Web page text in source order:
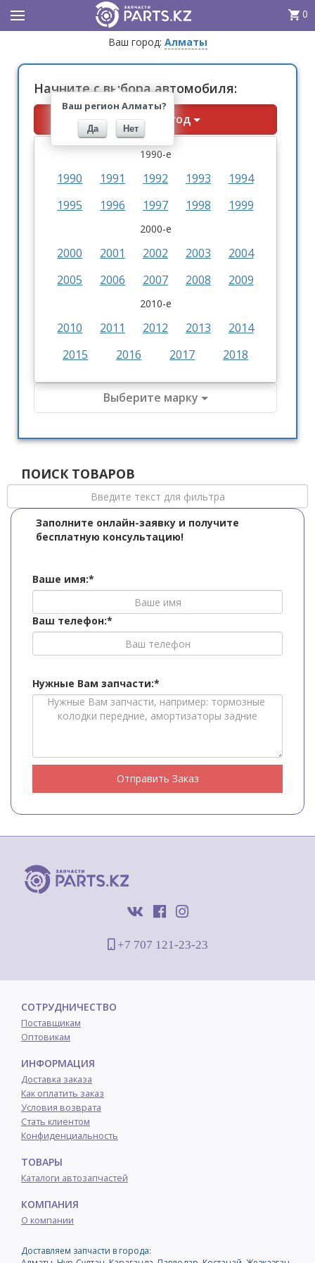
0
Ваш город: Алматы
Ваш регион Алматы?
Да Нет
Начните с выбора автомобиля:
Выберите год
1990-е
1990 1991 1992 1993
1994
1995
1996 1997 1998 1999
2000-е
2000 2001 2002 2003
2004
2005
2006 2007 2008 2009
2010-е
2010 2011 2012 2013
2014
2015
2016 2017 2018
Выберите марку
ПОИСК ТОВАРОВ
Заполните онлайн-заявку и получите
бесплатную консультацию!
Ваше имя:*
Ваш телефон:*
Нужные Вам запчасти:*
Отправить Заказ
+7 707 121-23-23
СОТРУДНИЧЕСТВО
Поставщикам
Оптовикам
ИНФОРМАЦИЯ
Доставка заказа
Как оплатить заказ
Условия возврата
Стать клиентом
Конфиденциальность
ТОВАРЫ
Каталоги автозапчастей
КОМПАНИЯ
О компании
Доставляем запчасти в города: